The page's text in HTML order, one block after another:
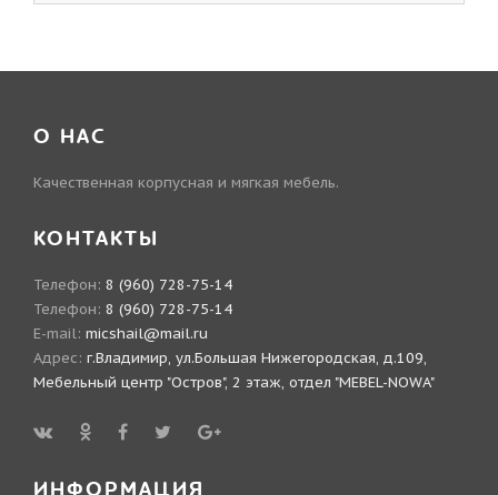
О НАС
Качественная корпусная и мягкая мебель.
КОНТАКТЫ
Телефон: 8 (960) 728-75-14
Телефон: 8 (960) 728-75-14
E-mail: micshail@mail.ru
Адрес: г.Владимир, ул.Большая Нижегородская, д.109,
Мебельный центр "Остров", 2 этаж, отдел "MEBEL-NOWA"
ИНФОРМАЦИЯ